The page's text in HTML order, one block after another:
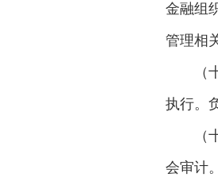
金融组
管理相
执行。
会审计